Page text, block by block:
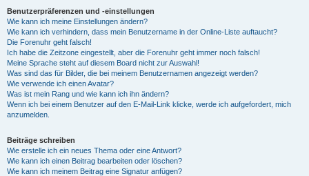
Benutzerpräferenzen und -einstellungen
Wie kann ich meine Einstellungen ändern?
Wie kann ich verhindern, dass mein Benutzername in der Online-Liste auftaucht?
Die Forenuhr geht falsch!
Ich habe die Zeitzone eingestellt, aber die Forenuhr geht immer noch falsch!
Meine Sprache steht auf diesem Board nicht zur Auswahl!
Was sind das für Bilder, die bei meinem Benutzernamen angezeigt werden?
Wie verwende ich einen Avatar?
Was ist mein Rang und wie kann ich ihn ändern?
Wenn ich bei einem Benutzer auf den E-Mail-Link klicke, werde ich aufgefordert, mich
anzumelden.
Beiträge schreiben
Wie erstelle ich ein neues Thema oder eine Antwort?
Wie kann ich einen Beitrag bearbeiten oder löschen?
Wie kann ich meinem Beitrag eine Signatur anfügen?